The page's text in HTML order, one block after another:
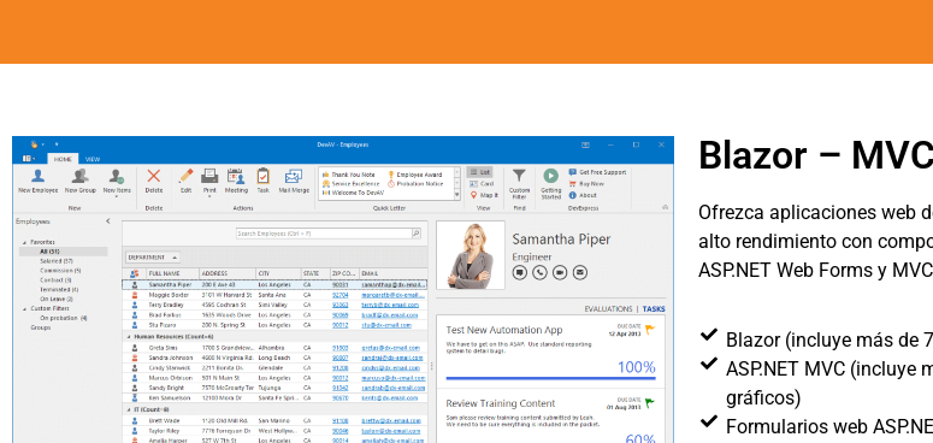
Blazor –
Ofrezca aplicaciones web
alto rendimiento con
ASP.NET Web Forms y
Blazor (incluye más de
ASP.NET MVC (incluye
gráficos)
Formularios web